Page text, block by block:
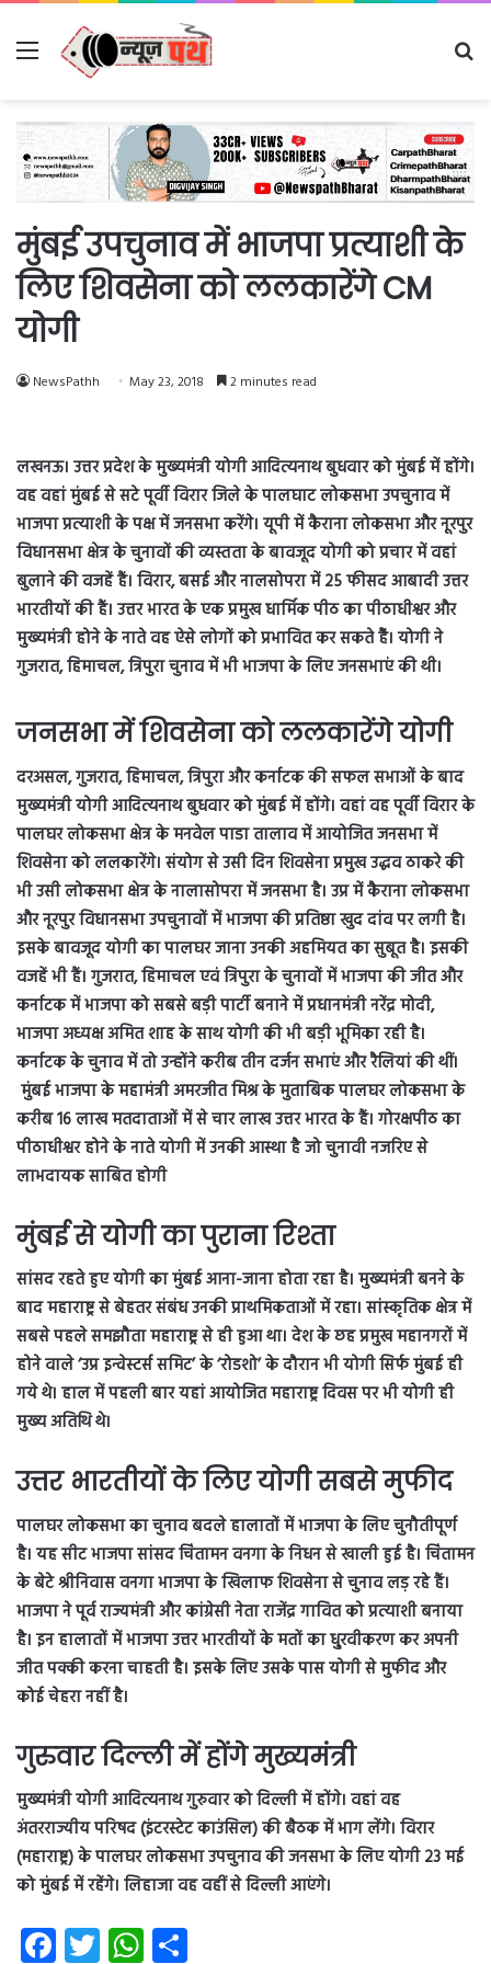
Menu
मुंबई उपचुनाव में भाजपा प्रत्याशी के
लिए शिवसेना को ललकारेंगे CM
योगी
NewsPathh May 23, 2018 2 minutes read
लखनऊ। उत्तर प्रदेश के मुख्यमंत्री योगी आदित्यनाथ बुधवार को मुंबई में होंगे।
वह वहां मुंबई से सटे पूर्वी विरार जिले के पालघाट लोकसभा उपचुनाव में
भाजपा प्रत्याशी के पक्ष में जनसभा करेंगे। यूपी में कैराना लोकसभा और नूरपुर
विधानसभा क्षेत्र के चुनावों की व्यस्तता के बावजूद योगी को प्रचार में वहां
बुलाने की वजहें हैं। विरार, बसई और नालसोपरा में 25 फीसद आबादी उत्तर
भारतीयों की हैं। उत्तर भारत के एक प्रमुख धार्मिक पीठ का पीठाधीश्वर और
मुख्यमंत्री होने के नाते वह ऐसे लोगों को प्रभावित कर सकते हैैं। योगी ने
गुजरात, हिमाचल, त्रिपुरा चुनाव में भी भाजपा के लिए जनसभाएं की थी।
जनसभा में शिवसेना को ललकारेंगे योगी
दरअसल, गुजरात, हिमाचल, त्रिपुरा और कर्नाटक की सफल सभाओं के बाद
मुख्यमंत्री योगी आदित्यनाथ बुधवार को मुंबई में होंगे। वहां वह पूर्वी विरार के
पालघर लोकसभा क्षेत्र के मनवेल पाडा तालाव में आयोजित जनसभा में
शिवसेना को ललकारेंगे। संयोग से उसी दिन शिवसेना प्रमुख उद्धव ठाकरे की
भी उसी लोकसभा क्षेत्र के नालासोपरा में जनसभा है। उप्र में कैराना लोकसभा
और नूरपुर विधानसभा उपचुनावों में भाजपा की प्रतिष्ठा खुद दांव पर लगी है।
इसके बावजूद योगी का पालघर जाना उनकी अहमियत का सुबूत है। इसकी
वजहें भी हैं। गुजरात, हिमाचल एवं त्रिपुरा के चुनावों में भाजपा की जीत और
कर्नाटक में भाजपा को सबसे बड़ी पार्टी बनाने में प्रधानमंत्री नरेंद्र मोदी,
भाजपा अध्यक्ष अमित शाह के साथ योगी की भी बड़ी भूमिका रही है।
कर्नाटक के चुनाव में तो उन्होंने करीब तीन दर्जन सभाएं और रैलियां की थीं।
मुंबई भाजपा के महामंत्री अमरजीत मिश्र के मुताबिक पालघर लोकसभा के
करीब 16 लाख मतदाताओं में से चार लाख उत्तर भारत के हैं। गोरक्षपीठ का
पीठाधीश्वर होने के नाते योगी में उनकी आस्था है जो चुनावी नजरिए से
लाभदायक साबित होगी
मुंबई से योगी का पुराना रिश्ता
सांसद रहते हुए योगी का मुंबई आना-जाना होता रहा है। मुख्यमंत्री बनने के
बाद महाराष्ट्र से बेहतर संबंध उनकी प्राथमिकताओं में रहा। सांस्कृतिक क्षेत्र में
सबसे पहले समझौता महाराष्ट्र से ही हुआ था। देश के छह प्रमुख महानगरों में
होने वाले ‘उप्र इन्वेस्टर्स समिट’ के ‘रोडशो’ के दौरान भी योगी सिर्फ मुंबई ही
गये थे। हाल में पहली बार यहां आयोजित महाराष्ट्र दिवस पर भी योगी ही
मुख्य अतिथि थे।
उत्तर भारतीयों के लिए योगी सबसे मुफीद
पालघर लोकसभा का चुनाव बदले हालातों में भाजपा के लिए चुनौतीपूर्ण
है। यह सीट भाजपा सांसद चिंतामन वनगा के निधन से खाली हुई है। चिंतामन
के बेटे श्रीनिवास वनगा भाजपा के खिलाफ शिवसेना से चुनाव लड़ रहे हैं।
भाजपा ने पूर्व राज्यमंत्री और कांग्रेसी नेता राजेंद्र गावित को प्रत्याशी बनाया
है। इन हालातों में भाजपा उत्तर भारतीयों के मतों का धु्रवीकरण कर अपनी
जीत पक्की करना चाहती है। इसके लिए उसके पास योगी से मुफीद और
कोई चेहरा नहीं है।
गुरुवार दिल्ली में होंगे मुख्यमंत्री
मुख्यमंत्री योगी आदित्यनाथ गुरुवार को दिल्ली में होंगे। वहां वह
अंतरराज्यीय परिषद (इंटरस्टेट काउंसिल) की बैठक में भाग लेंगे। विरार
(महाराष्ट्र) के पालघर लोकसभा उपचुनाव की जनसभा के लिए योगी 23 मई
को मुंबई में रहेंगे। लिहाजा वह वहीं से दिल्ली आएंगे।
Fa T W